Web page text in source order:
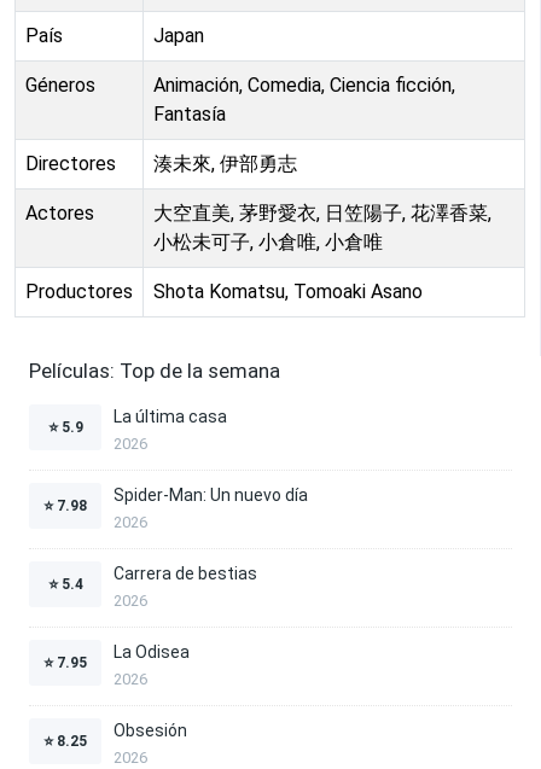
País Japan
Géneros
Animación, Comedia, Ciencia ficción,
Fantasía
Directores 湊未來, 伊部勇志
Actores
大空直美, 茅野愛衣, 日笠陽子, 花澤香菜,
小松未可子, 小倉唯, 小倉唯
Productores Shota Komatsu, Tomoaki Asano
Películas: Top de la semana
⭐ 5.9
La última casa
2026
⭐ 7.98
Spider-Man: Un nuevo día
2026
⭐ 5.4
Carrera de bestias
2026
⭐ 7.95
La Odisea
2026
⭐ 8.25
Obsesión
2026